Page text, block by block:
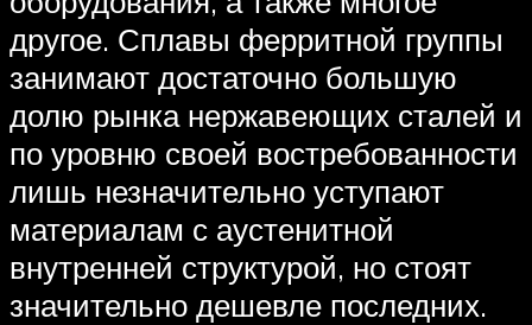
другое. Сплавы ферритной группы
занимают достаточно большую
долю рынка нержавеющих сталей и
по уровню своей востребованности
лишь незначительно уступают
материалам с аустенитной
внутренней структурой, но стоят
значительно дешевле последних.